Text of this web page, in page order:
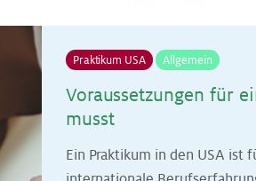
Praktikum USA Allgemein
Vor­aus­set­zun­gen für
musst
Ein Praktikum in den USA ist